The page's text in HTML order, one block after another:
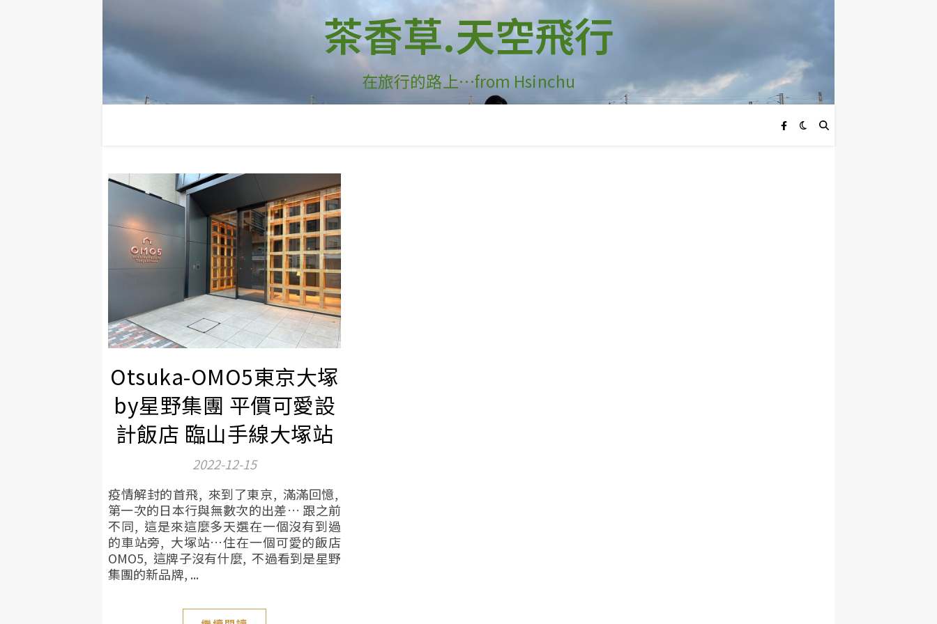
茶香草.天空飛行
在旅行的路上…from Hsinchu
Otsuka-OMO5東京大塚
by星野集團 平價可愛設
計飯店 臨山手線大塚站
2022-12-15
疫情解封的首飛, 來到了東京, 滿滿回憶,
第一次的日本行與無數次的出差… 跟之前
不同, 這是來這麼多天選在一個沒有到過
的車站旁, 大塚站…住在一個可愛的飯店
OMO5, 這牌子沒有什麼, 不過看到是星野
集團的新品牌, ...